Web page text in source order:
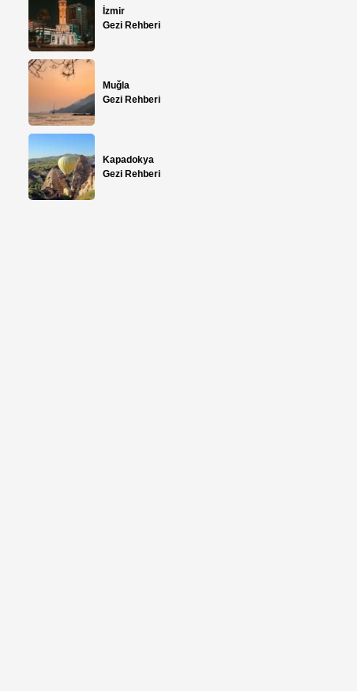
İzmir
Gezi Rehberi
Muğla
Gezi Rehberi
Kapadokya
Gezi Rehberi